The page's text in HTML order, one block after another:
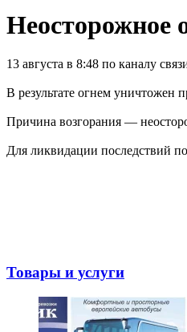
Неосторожное
13 августа в 8:48 по каналу
В результате огнем уничтожен
Причина возгорания —
Для ликвидации последствий
Товары и услуги